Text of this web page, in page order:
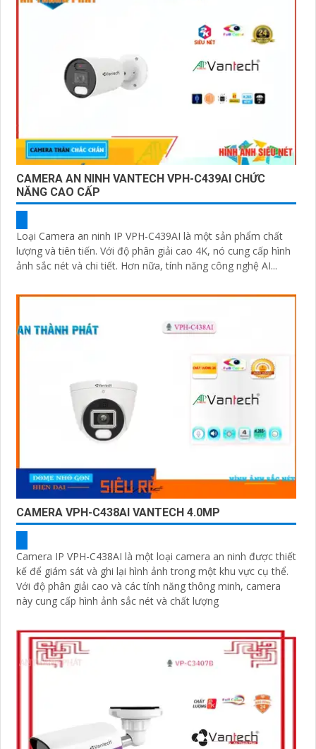
CAMERA AN NINH VANTECH VPH-C439AI CHỨC
NĂNG CAO CẤP
Loại Camera an ninh IP VPH-C439AI là một sản phẩm chất
lượng và tiên tiến. Với độ phân giải cao 4K, nó cung cấp hình
ảnh sắc nét và chi tiết. Hơn nữa, tính năng công nghệ AI...
CAMERA VPH-C438AI VANTECH 4.0MP
Camera IP VPH-C438AI là một loại camera an ninh được thiết
kế để giám sát và ghi lại hình ảnh trong một khu vực cụ thể.
Với độ phân giải cao và các tính năng thông minh, camera
này cung cấp hình ảnh sắc nét và chất lượng